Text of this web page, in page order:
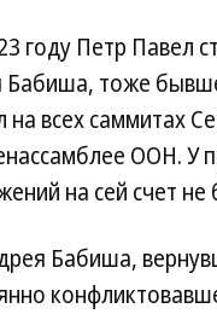
году Петр Павел
тоже
на всех саммитах
ООН.
на сей счет не
Бабиша,